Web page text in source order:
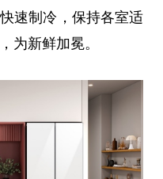
速制冷，保持各室适
为新鲜加冕。